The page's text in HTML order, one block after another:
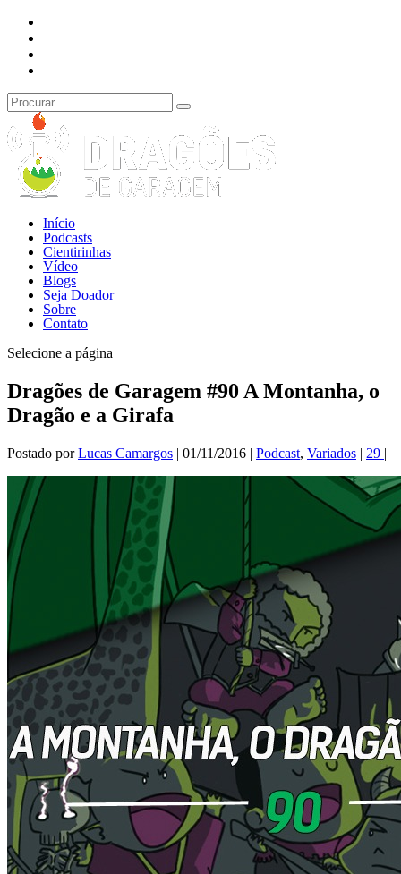
Início
Podcasts
Cientirinhas
Vídeo
Blogs
Seja Doador
Sobre
Contato
Selecione a página
Dragões de Garagem #90 A Montanha, o
Dragão e a Girafa
Postado porLucas Camargos | 01/11/2016 | Podcast, Variados | 29 |